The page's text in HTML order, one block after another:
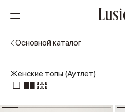
Основной каталог
Женские топы (Аутлет)